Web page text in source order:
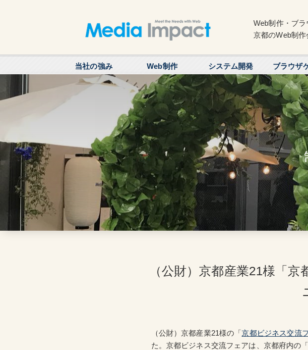
Web制作・ブ
京都のWeb制
当社の強み Web制作 システム開発 ブラウザ
（公財）京都産業21様「
（公財）京都産業21様の「京都ビジネス交流
た。京都ビジネス交流フェアは、京都府内の